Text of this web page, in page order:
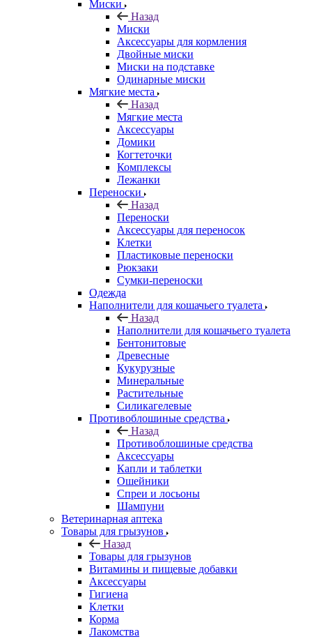
Миски
Назад
Миски
Аксессуары для кормления
Двойные миски
Миски на подставке
Одинарные миски
Мягкие места
Назад
Мягкие места
Аксессуары
Домики
Когтеточки
Комплексы
Лежанки
Переноски
Назад
Переноски
Аксессуары для переносок
Клетки
Пластиковые переноски
Рюкзаки
Сумки-переноски
Одежда
Наполнители для кошачьего туалета
Назад
Наполнители для кошачьего туалета
Бентонитовые
Древесные
Кукурузные
Минеральные
Растительные
Силикагелевые
Противоблошиные средства
Назад
Противоблошиные средства
Аксессуары
Капли и таблетки
Ошейники
Спреи и лосьоны
Шампуни
Ветеринарная аптека
Товары для грызунов
Назад
Товары для грызунов
Витамины и пищевые добавки
Аксессуары
Гигиена
Клетки
Корма
Лакомства